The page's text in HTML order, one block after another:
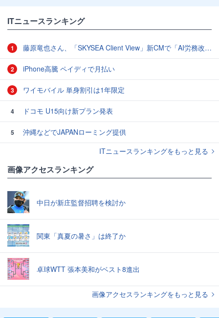
ITニュースランキング
1 藤原竜也さん、「SKYSEA Client View」新CMで「AI労務改善」をアピール 働き方をAIが分析したら「すぐに休んで」と言われる？
2 iPhone高騰 ペイディで月払い
3 ワイモバイル 単身割引は1年限定
4 ドコモ U15向け新プラン発表
5
沖縄などでJAPANローミング提供
ITニュースランキングをもっと見る
画像アクセスランキング
中日が新庄監督招聘を検討か
関東「真夏の暑さ」は終了か
卓球WTT 張本美和がベスト8進出
画像アクセスランキングをもっと見る